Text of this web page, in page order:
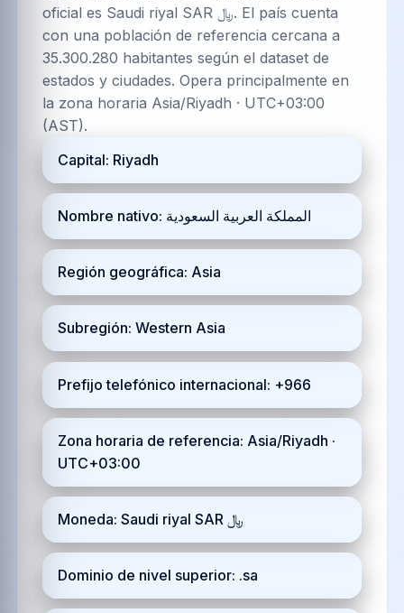
oficial es Saudi riyal SAR ﷼. El país cuenta
con una población de referencia cercana a
35.300.280 habitantes según el dataset de
estados y ciudades. Opera principalmente en
la zona horaria Asia/Riyadh · UTC+03:00
(AST).
Capital: Riyadh
Nombre nativo: المملكة العربية السعودية
Región geográfica: Asia
Subregión: Western Asia
Prefijo telefónico internacional: +966
Zona horaria de referencia: Asia/Riyadh ·
UTC+03:00
Moneda: Saudi riyal SAR ﷼
Dominio de nivel superior: .sa